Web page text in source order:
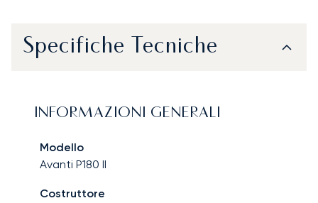
Specifiche Tecniche
INFORMAZIONI GENERALI
Modello
Avanti P180 II
Costruttore